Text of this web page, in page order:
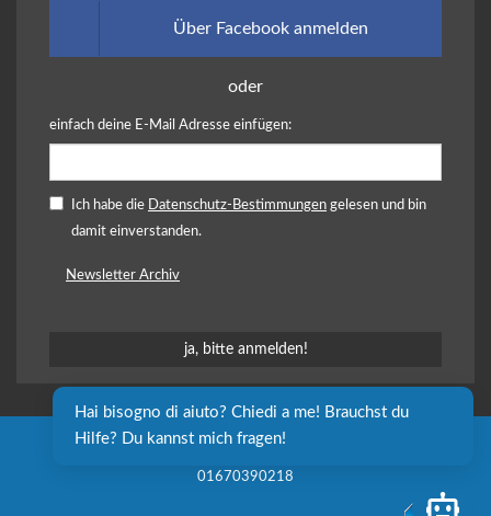
Über Facebook anmelden
oder
einfach deine E-Mail Adresse einfügen:
Ich habe die Datenschutz-Bestimmungen gelesen und bin
damit einverstanden.
Newsletter Archiv
Sozialgenossenschaft independent L. onlus - P. IVA e C.F.
01670390218
Hai bisogno di aiuto? Chiedi a me! Brauchst du
Hilfe? Du kannst mich fragen!